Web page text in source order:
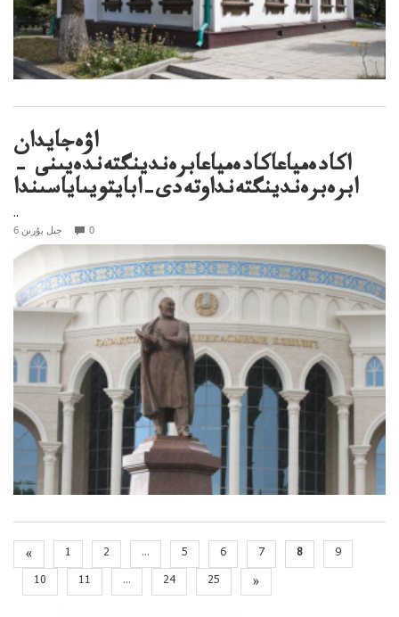
اۋەجايدان
اكادەمياعاكادەمياعابرەندينگتەندەيىنى –
ابرەبرەندينگتەنداوتەدى–ابايتويىاياسىندا
..
6 جىل بۇرىن 0
« 1 2 ... 5 6 7 8
9
10
11 ... 24 25 »